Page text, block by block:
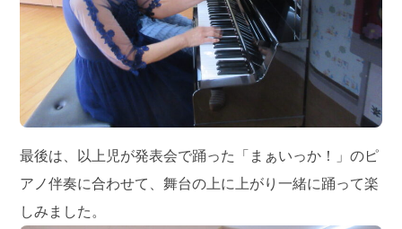
最後は、以上児が発表会で踊った「まぁいっか！」のピ
アノ伴奏に合わせて、舞台の上に上がり一緒に踊って楽
しみました。